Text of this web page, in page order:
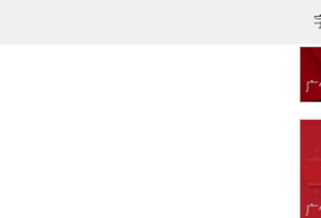
广
广